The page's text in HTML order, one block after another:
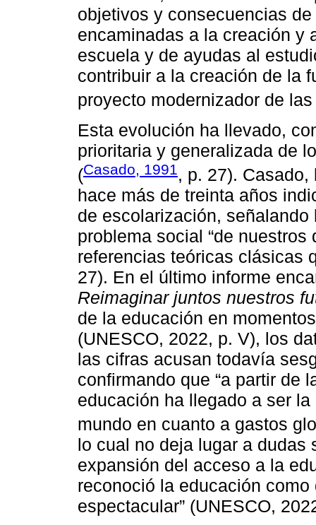
objetivos y consecuencias
encaminadas a la creación y
escuela y de ayudas al
contribuir a la creación de la
proyecto modernizador de
Esta evolución ha llevado,
prioritaria y generalizada de
(Casado, 1991, p. 27).
hace más de treinta años
de escolarización,
problema social “de
referencias teóricas clásicas
27). En el último informe
Reimaginar juntos nuestros
de la educación en
(UNESCO, 2022, p. V), los
las cifras acusan todavía
confirmando que “a partir de
educación ha llegado a ser
mundo en cuanto a gastos
lo cual no deja lugar a dudas
expansión del acceso a la
reconoció la educación
espectacular” (UNESCO,